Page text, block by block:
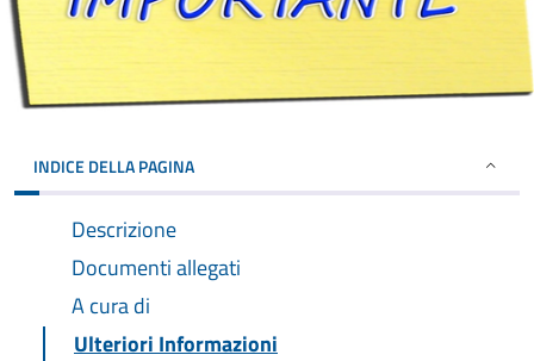
INDICE DELLA PAGINA
Descrizione
Documenti allegati
A cura di
Ulteriori Informazioni